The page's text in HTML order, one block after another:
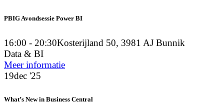
PBIG Avondsessie Power BI
16:00 - 20:30Kosterijland 50, 3981 AJ Bunnik
Data & BI
Meer informatie
19dec '25
What’s New in Business Central